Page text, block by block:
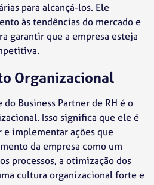
para alcançá-los. Ele
às tendências do mercado e
garantir que a empresa esteja
Organizacional
Business Partner de RH é o
Isso significa que ele é
e implementar ações que
da empresa como um
processos, a otimização dos
cultura organizacional forte e